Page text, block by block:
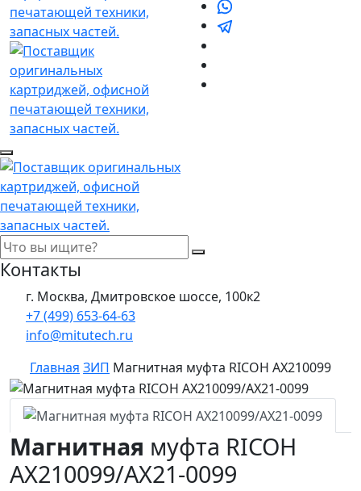
Контакты
г. Москва, Дмитровское шоссе, 100к2
+7 (499) 653-64-63
info@mitutech.ru
Главная ЗИП Магнитная муфта RICOH AX210099
Магнитная муфта RICOH
AX210099/AX21-0099